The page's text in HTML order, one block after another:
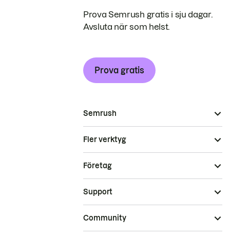
Prova Semrush gratis i sju dagar.
Avsluta när som helst.
Prova gratis
Semrush
Fler verktyg
Företag
Support
Community